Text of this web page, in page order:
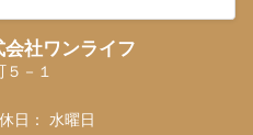
社ワンライフ
５－１
日： 水曜日